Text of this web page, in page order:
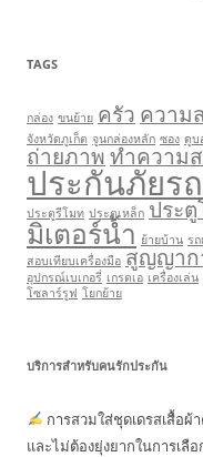
TAGS
กล่อง ขนย้าย ครัว ความ
จังหวัดภูเก็ต จูนกล่องหลัก ซอง ดูบ
ถ่ายภาพทำความ
ประกันภัยร
ประตูรีโมท ประตูเหล็ก ประตู
มิเตอร์น้ำ ย้ายบ้าน รถ
สอบเทียบเครื่องมือ สูญญาก
อุปกรณ์เบเกอรี่ เกรดเอ เครื่องเล่น
โซลาร์รูฟ โยกย้าย
บริการสำหรับคนรักประกัน
การสวมใส่ชุดเดรสเสื้อผ้
และไม่ต้องยุ่งยากในการเลือ